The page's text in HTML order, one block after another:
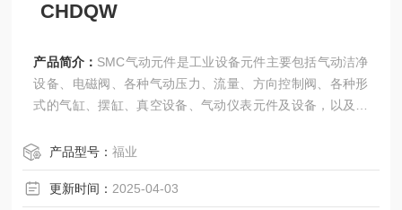
CHDQW
产品简介： SMC气动元件是工业设备元件主要包括气动洁净
设备、电磁阀、各种气动压力、流量、方向控制阀、各种形
式的气缸、摆缸、真空设备、气动仪表元件及设备，以及其
SMC薄型液压气缸CHDQ系列CHDQ、CHDQW
产品型号：福业
更新时间： 2025-04-03